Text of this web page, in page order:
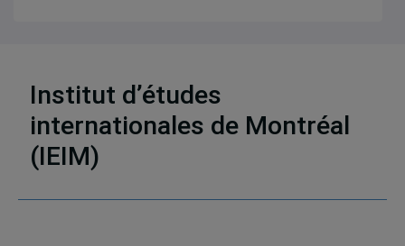
12 résultats
Institut d’études
internationales de Montréal
(IEIM)